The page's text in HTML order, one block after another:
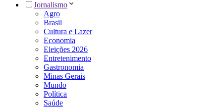
Jornalismo
Agro
Brasil
Cultura e Lazer
Economia
Eleições 2026
Entretenimento
Gastronomia
Minas Gerais
Mundo
Política
Saúde